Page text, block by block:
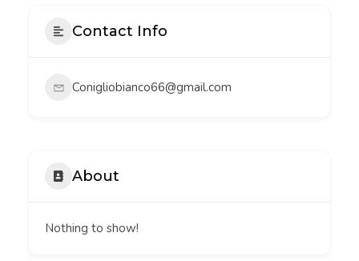
Contact Info
Conigliobianco66@gmail.com
About
Nothing to show!